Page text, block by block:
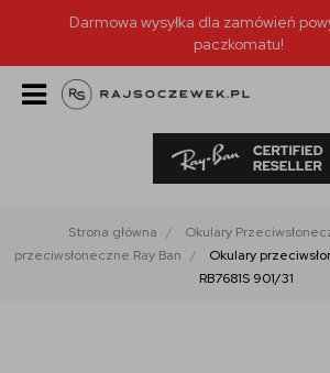
Darmowa wysyłka dla zamówień
paczkomatu!
Strona główna Okulary
przeciwsłoneczne Ray Ban
Okulary
RB7681S 901/31